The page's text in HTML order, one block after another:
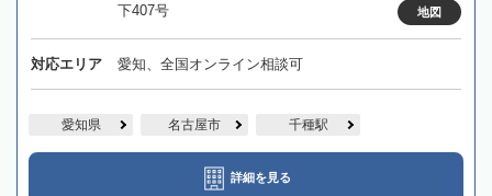
下407号
地図
対応エリア 愛知、全国オンライン相談可
愛知県 名古屋市 千種駅
詳細を見る